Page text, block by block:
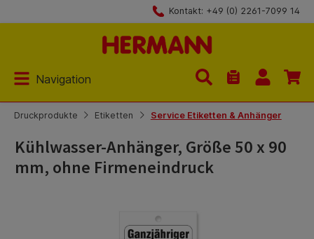
Kontakt: +49 (0) 2261-7099 14
Navigation
Du hast 0
Druckprodukte Etiketten Service Etiketten & Anhänger
Kühlwasser-Anhänger, Größe 50 x 90
mm, ohne Firmeneindruck